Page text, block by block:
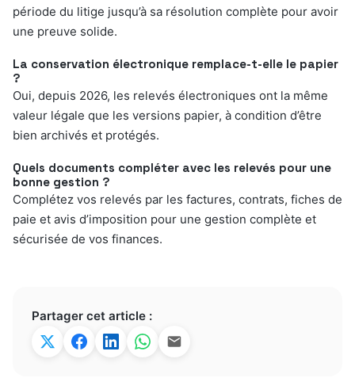
période du litige jusqu’à sa résolution complète pour avoir
une preuve solide.
La conservation électronique remplace-t-elle le papier
?
Oui, depuis 2026, les relevés électroniques ont la même
valeur légale que les versions papier, à condition d’être
bien archivés et protégés.
Quels documents compléter avec les relevés pour une
bonne gestion ?
Complétez vos relevés par les factures, contrats, fiches de
paie et avis d’imposition pour une gestion complète et
sécurisée de vos finances.
Partager cet article :